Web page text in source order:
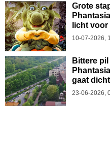
Grote
licht
10-07-2026,
Bittere
gaat dicht
23-06-2026,